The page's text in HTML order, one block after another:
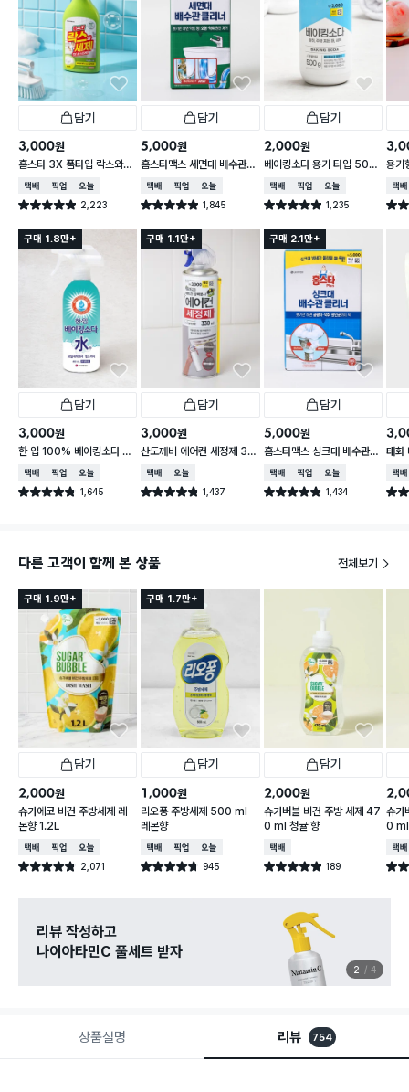
담기
3,000원
홈스타 3X 폼타입 락스와세
제 (후레쉬향)
택배배송매장픽업오늘배송
별점 4.9점 2,223
건 작성
담기
5,000원
홈스타맥스 세면대 배수관
클리너
택배배송매장픽업오늘배송
별점 4.9점 1,845
건 작성
담기
2,000원
베이킹소다 용기 타입 500
g
택배배송매장픽업오늘배송
별점 4.9점 1,235
건 작성
용기
택배
별점
구매 1.8만+
담기
3,000원
한 입 100% 베이킹소다 수
400ml
택배배송매장픽업오늘배송
별점 4.8점 1,645
건 작성
구매 1.1만+
담기
3,000원
산도깨비 에어컨 세정제 33
0 ml
택배배송오늘배송
별점 4.8점 1,437
건 작성
구매 2.1만+
담기
5,000원
홈스타맥스 싱크대 배수관
클리너
택배배송매장픽업오늘배송
별점 4.8점 1,434
건 작성
태화
택배
별점
다른 고객이 함께 본 상품 전체보기
구매 1.9만+
담기
2,000원
슈가에코 비건 주방세제 레
몬향 1.2L
택배배송매장픽업오늘배송
별점 4.8점 2,071
건 작성
구매 1.7만+
담기
1,000원
리오퐁 주방세제 500 ml
레몬향
택배배송매장픽업오늘배송
별점 4.7점 945
건 작성
담기
2,000원
슈가버블 비건 주방 세제 47
0 ml 청귤 향
택배배송
별점 4.9점 189
건 작성
슈가
0 ml
택배
별점
리뷰 작성하고
나이아타민C 풀세트 받자
2 4
상품설명 리뷰 754